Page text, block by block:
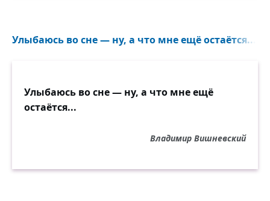
Улыбаюсь во сне — ну, а что мне ещё остаётся...
Улыбаюсь во сне — ну, а что мне ещё
остаётся...
Владимир Вишневский